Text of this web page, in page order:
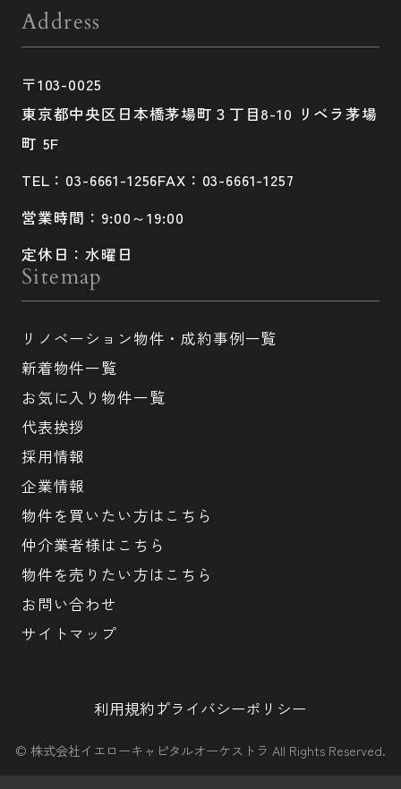
Address
〒103-0025
東京都中央区日本橋茅場町３丁目8-10 リベラ茅場
町 5F
TEL：03-6661-1256FAX：03-6661-1257
営業時間：9:00～19:00
定休日：水曜日
Sitemap
リノベーション物件・成約事例一覧
新着物件一覧
お気に入り物件一覧
代表挨拶
採用情報
企業情報
物件を買いたい方はこちら
仲介業者様はこちら
物件を売りたい方はこちら
お問い合わせ
サイトマップ
利用規約プライバシーポリシー
© 株式会社イエローキャピタルオーケストラ All Rights Reserved.